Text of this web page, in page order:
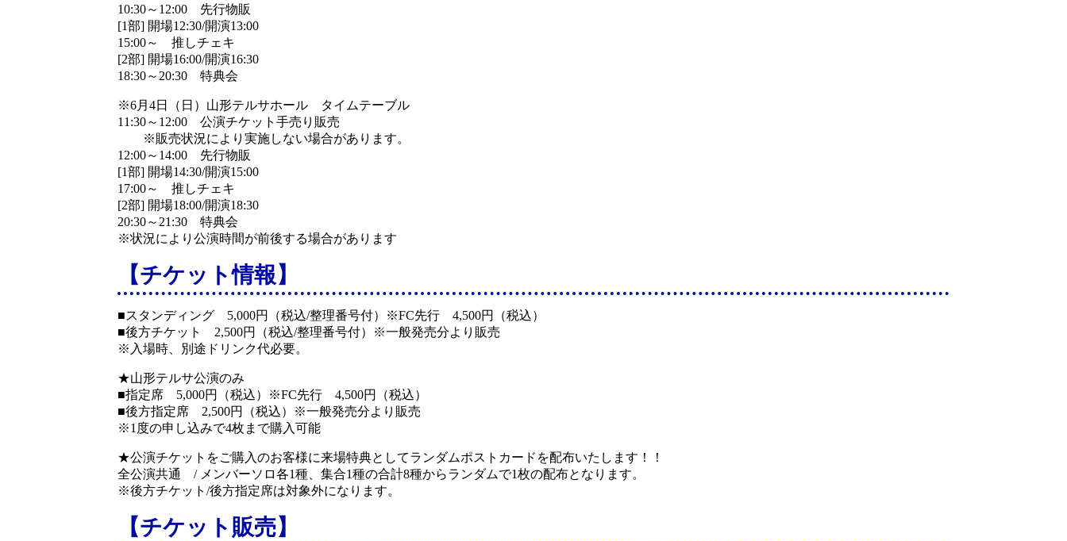
10:30～12:00 先行物販
[1部] 開場12:30/開演13:00
15:00～ 推しチェキ
[2部] 開場16:00/開演16:30
18:30～20:30 特典会
※6月4日（日）山形テルサホール タイムテーブル
11:30～12:00 公演チケット手売り販売
※販売状況により実施しない場合があります。
12:00～14:00 先行物販
[1部] 開場14:30/開演15:00
17:00～ 推しチェキ
[2部] 開場18:00/開演18:30
20:30～21:30 特典会
※状況により公演時間が前後する場合があります
【チケット情報】
■スタンディング 5,000円（税込/整理番号付）※FC先行 4,500円（税込）
■後方チケット 2,500円（税込/整理番号付）※一般発売分より販売
※入場時、別途ドリンク代必要。
★山形テルサ公演のみ
■指定席 5,000円（税込）※FC先行 4,500円（税込）
■後方指定席 2,500円（税込）※一般発売分より販売
※1度の申し込みで4枚まで購入可能
★公演チケットをご購入のお客様に来場特典としてランダムポストカードを配布いたします！！
全公演共通 / メンバーソロ各1種、集合1種の合計8種からランダムで1枚の配布となります。
※後方チケット/後方指定席は対象外になります。
【チケット販売】